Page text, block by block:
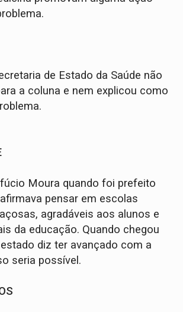
de Estado da Saúde não
a coluna e nem explicou como
Moura quando foi prefeito
pensar em escolas
agradáveis aos alunos e
da educação. Quando chegou
diz ter avançado com a
seria possível.